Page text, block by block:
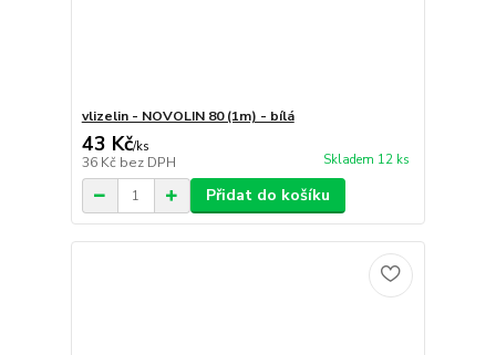
vlizelin - NOVOLIN 80 (1m) - bílá
43 Kč/ks
36 Kč bez DPH Skladem 12 ks
Přidat do košíku